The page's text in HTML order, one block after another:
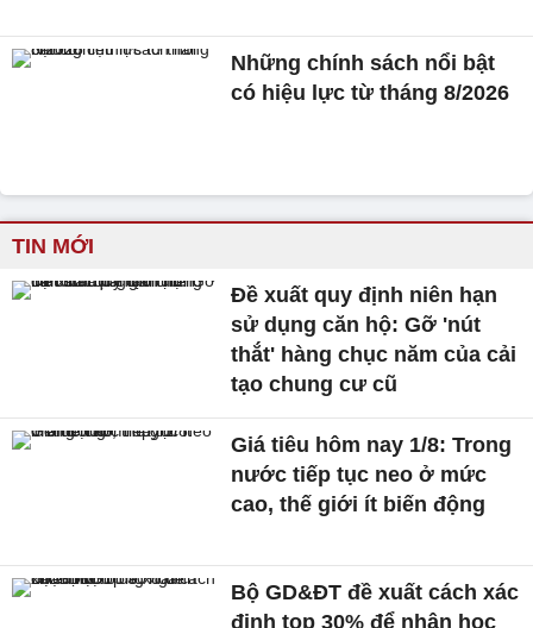
Những chính sách nổi bật
có hiệu lực từ tháng 8/2026
TIN MỚI
Đề xuất quy định niên hạn
sử dụng căn hộ: Gỡ 'nút
thắt' hàng chục năm của cải
tạo chung cư cũ
Giá tiêu hôm nay 1/8: Trong
nước tiếp tục neo ở mức
cao, thế giới ít biến động
Bộ GD&ĐT đề xuất cách xác
định top 30% để nhận học